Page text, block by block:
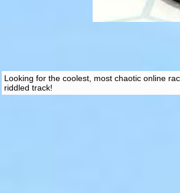
Looking for the coolest, most chaotic online
riddled track!